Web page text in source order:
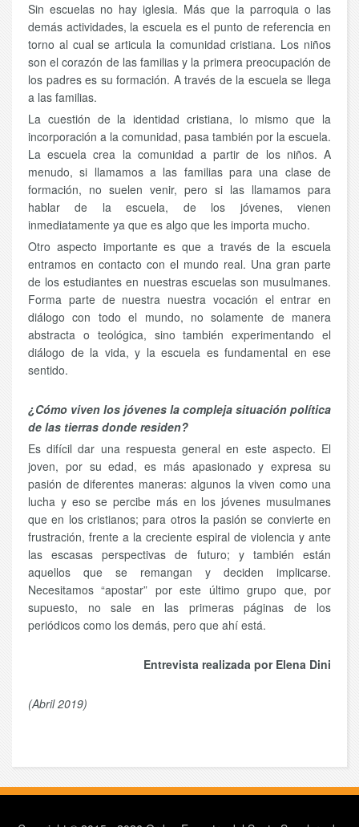
Sin escuelas no hay iglesia. Más que la parroquia o las
demás actividades, la escuela es el punto de referencia en
torno al cual se articula la comunidad cristiana. Los niños
son el corazón de las familias y la primera preocupación de
los padres es su formación. A través de la escuela se llega
a las familias.
La cuestión de la identidad cristiana, lo mismo que la
incorporación a la comunidad, pasa también por la escuela.
La escuela crea la comunidad a partir de los niños. A
menudo, si llamamos a las familias para una clase de
formación, no suelen venir, pero si las llamamos para
hablar de la escuela, de los jóvenes, vienen
inmediatamente ya que es algo que les importa mucho.
Otro aspecto importante es que a través de la escuela
entramos en contacto con el mundo real. Una gran parte
de los estudiantes en nuestras escuelas son musulmanes.
Forma parte de nuestra nuestra vocación el entrar en
diálogo con todo el mundo, no solamente de manera
abstracta o teológica, sino también experimentando el
diálogo de la vida, y la escuela es fundamental en ese
sentido.
¿Cómo viven los jóvenes la compleja situación política
de las tierras donde residen?
Es difícil dar una respuesta general en este aspecto. El
joven, por su edad, es más apasionado y expresa su
pasión de diferentes maneras: algunos la viven como una
lucha y eso se percibe más en los jóvenes musulmanes
que en los cristianos; para otros la pasión se convierte en
frustración, frente a la creciente espiral de violencia y ante
las escasas perspectivas de futuro; y también están
aquellos que se remangan y deciden implicarse.
Necesitamos “apostar” por este último grupo que, por
supuesto, no sale en las primeras páginas de los
periódicos como los demás, pero que ahí está.
Entrevista realizada por Elena Dini
(Abril 2019)